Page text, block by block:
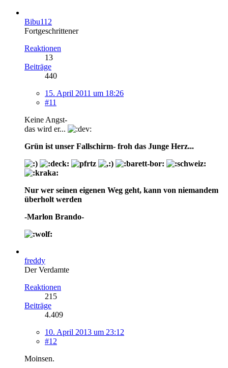
Bibu112
Fortgeschrittener
Reaktionen
13
Beiträge
440
15. April 2011 um 18:26
#11
Keine Angst-
das wird er...
Grün ist unser Fallschirm- froh das Junge Herz...
Nur wer seinen eigenen Weg geht, kann von niemandem
überholt werden
-Marlon Brando-
freddy
Der Verdamte
Reaktionen
215
Beiträge
4.409
10. April 2013 um 23:12
#12
Moinsen.